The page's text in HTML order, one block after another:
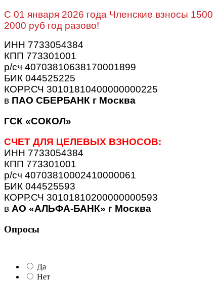
C 01 января 2026 года Членские взносы
2000 руб год разово!
ИНН 7733054384
КПП 773301001
р/сч 40703810638170001899
БИК 044525225
КОРР.СЧ 30101810400000000225
в ПАО СБЕРБАНК г Москва
ГСК «СОКОЛ»
СЧЕТ ДЛЯ ЦЕЛЕВЫХ ВЗНОСОВ:
ИНН 7733054384
КПП 773301001
р/сч 40703810002410000061
БИК 044525593
КОРР.СЧ 30101810200000000593
в АО «АЛЬФА-БАНК» г Москва
Опросы
Да
Нет